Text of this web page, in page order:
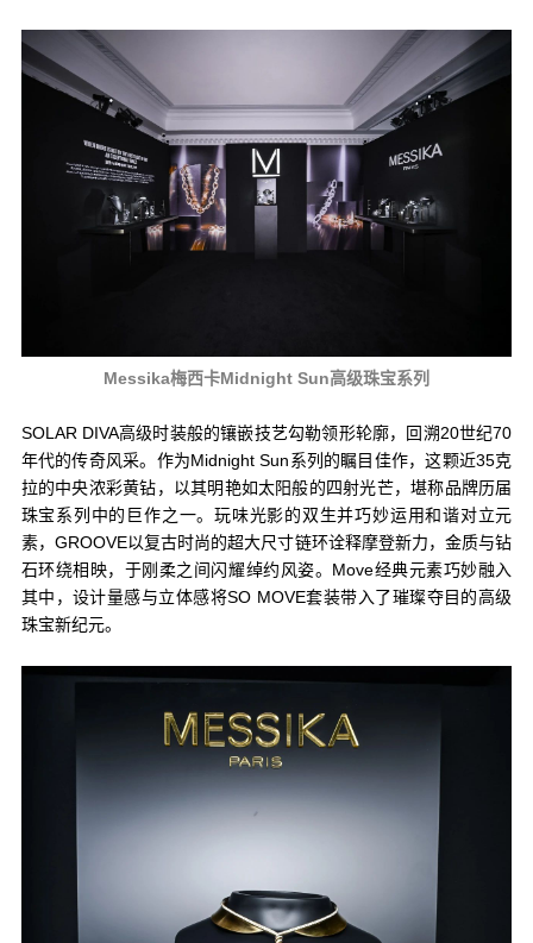
Messika梅西卡Midnight Sun高级珠宝系列
SOLAR DIVA高级时装般的镶嵌技艺勾勒领形轮廓，回溯20世纪70
年代的传奇风采。作为Midnight Sun系列的瞩目佳作，这颗近35克
拉的中央浓彩黄钻，以其明艳如太阳般的四射光芒，堪称品牌历届
珠宝系列中的巨作之一。玩味光影的双生并巧妙运用和谐对立元
素，GROOVE以复古时尚的超大尺寸链环诠释摩登新力，金质与钻
石环绕相映，于刚柔之间闪耀绰约风姿。Move经典元素巧妙融入
其中，设计量感与立体感将SO MOVE套装带入了璀璨夺目的高级
珠宝新纪元。